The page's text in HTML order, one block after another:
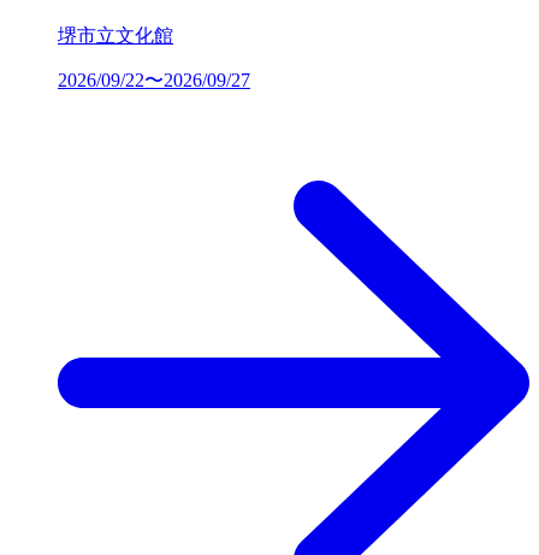
堺市立文化館
2026/09/22〜2026/09/27